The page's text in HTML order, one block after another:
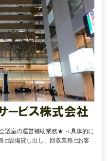
議室の運営補助業務★ ＜具体的に
□設備貸し出し、回収業務 □お客